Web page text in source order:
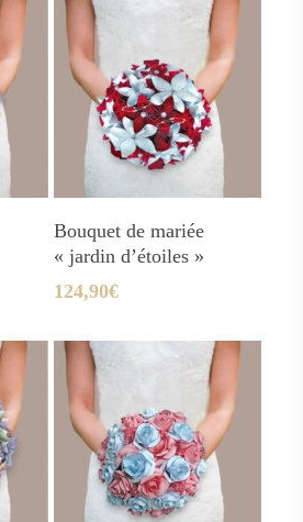
Ajouter Au Panier
Bouquet de mariée
« jardin d’étoiles »
124,90€